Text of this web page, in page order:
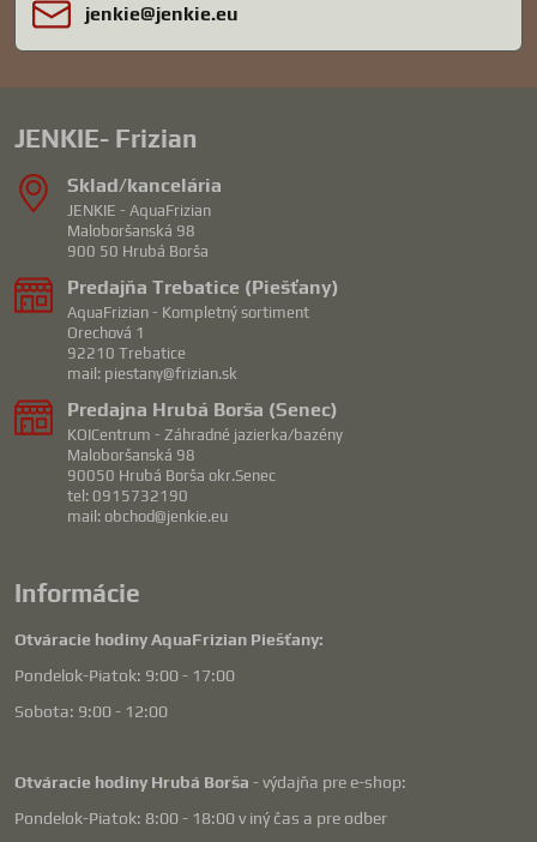
jenkie​@jenkie​.eu
JENKIE- Frizian
Sklad/kancelária
JENKIE - AquaFrizian
Maloboršanská 98
900 50 Hrubá Borša
Predajňa Trebatice (Piešťany)
AquaFrizian - Kompletný sortiment
Orechová 1
92210 Trebatice
mail: piestany@frizian.sk
Predajna Hrubá Borša (Senec)
KOICentrum - Záhradné jazierka/bazény
Maloboršanská 98
90050 Hrubá Borša okr.Senec
tel: 0915732190
mail: obchod@jenkie.eu
Informácie
Otváracie hodiny AquaFrizian Piešťany:
Pondelok-Piatok: 9:00 - 17:00
Sobota: 9:00 - 12:00
Otváracie hodiny Hrubá Borša - výdajňa pre e-shop:
Pondelok-Piatok: 8:00 - 18:00 v iný čas a pre odber